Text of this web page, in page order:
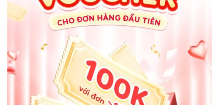
mẫu quây vải Pakey K1.
– Chiều cao quây 65cm an toàn, vừa là khu vui chơi, ngủ
nghỉ, vừa bảo vệ an toàn cho bé, giúp ba mẹ yên tâm làm
việc.
– Vải lưới thoáng khí, không che khuất tầm nhìn của con,
thấm hút mồ hôi tốt.